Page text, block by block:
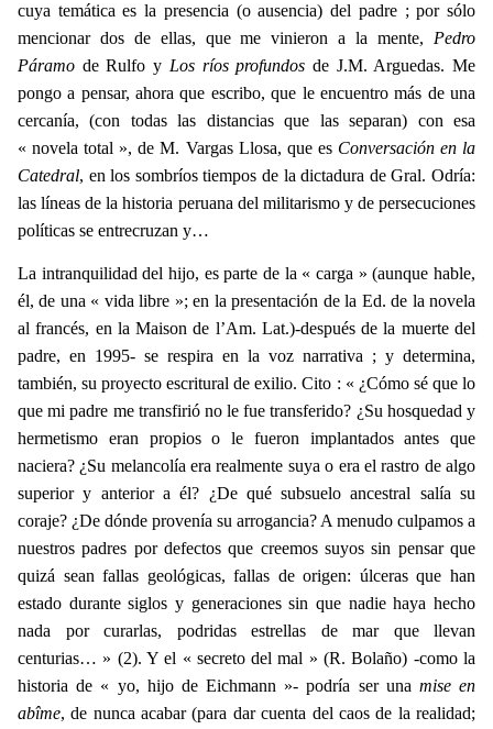
cuya temática es la presencia (o ausencia) del padre ; por sólo
mencionar dos de ellas, que me vinieron a la mente, Pedro
Páramo de Rulfo y Los ríos profundos de J.M. Arguedas. Me
pongo a pensar, ahora que escribo, que le encuentro más de una
cercanía, (con todas las distancias que las separan) con esa
« novela total », de M. Vargas Llosa, que es Conversación en la
Catedral, en los sombríos tiempos de la dictadura de Gral. Odría:
las líneas de la historia peruana del militarismo y de persecuciones
políticas se entrecruzan y…
La intranquilidad del hijo, es parte de la « carga » (aunque hable,
él, de una « vida libre »; en la presentación de la Ed. de la novela
al francés, en la Maison de l’Am. Lat.)-después de la muerte del
padre, en 1995- se respira en la voz narrativa ; y determina,
también, su proyecto escritural de exilio. Cito : « ¿Cómo sé que lo
que mi padre me transfirió no le fue transferido? ¿Su hosquedad y
hermetismo eran propios o le fueron implantados antes que
naciera? ¿Su melancolía era realmente suya o era el rastro de algo
superior y anterior a él? ¿De qué subsuelo ancestral salía su
coraje? ¿De dónde provenía su arrogancia? A menudo culpamos a
nuestros padres por defectos que creemos suyos sin pensar que
quizá sean fallas geológicas, fallas de origen: úlceras que han
estado durante siglos y generaciones sin que nadie haya hecho
nada por curarlas, podridas estrellas de mar que llevan
centurias… » (2). Y el « secreto del mal » (R. Bolaño) -como la
historia de « yo, hijo de Eichmann »- podría ser una mise en
abîme, de nunca acabar (para dar cuenta del caos de la realidad;